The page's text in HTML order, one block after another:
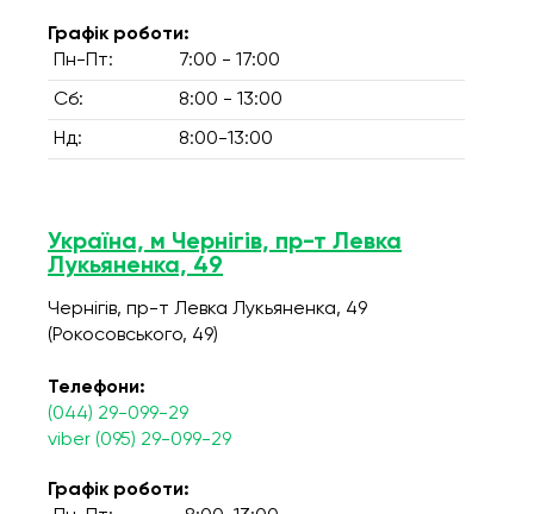
Графік роботи:
Пн-Пт:
7:00 - 17:00
Сб: 8:00 - 13:00
Нд: 8:00-13:00
Україна, м Чернігів, пр-т Левка
Лукьяненка, 49
Чернігів, пр-т Левка Лукьяненка, 49
(Рокосовського, 49)
Телефони:
(044) 29-099-29
viber (095) 29-099-29
Графік роботи: